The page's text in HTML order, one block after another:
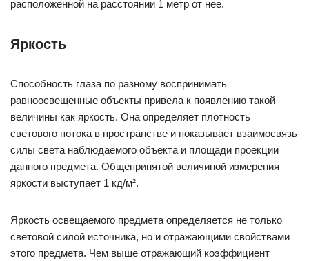
расположенной на расстоянии 1 метр от нее.
Яркость
Способность глаза по разному воспринимать
равноосвещенные объекты привела к появлению такой
величины как яркость. Она определяет плотность
светового потока в пространстве и показывает взаимосвязь
силы света наблюдаемого объекта и площади проекции
данного предмета. Общепринятой величиной измерения
яркости выступает 1 кд/м².
Яркость освещаемого предмета определяется не только
световой силой источника, но и отражающими свойствами
этого предмета. Чем выше отражающий коэффициент